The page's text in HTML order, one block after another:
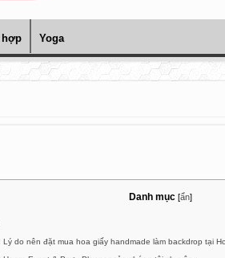
Yoga
Danh mục [ẩn]
Lý do nên đặt mua hoa giấy handmade làm backdrop tại